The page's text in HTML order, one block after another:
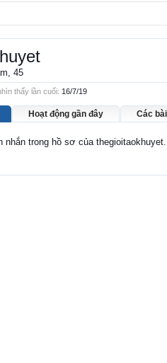
45
thấy lần cuối: 16/7/19
Hoạt động gần đây Các
nhắn trong hồ sơ của thegioitaokhuyet.